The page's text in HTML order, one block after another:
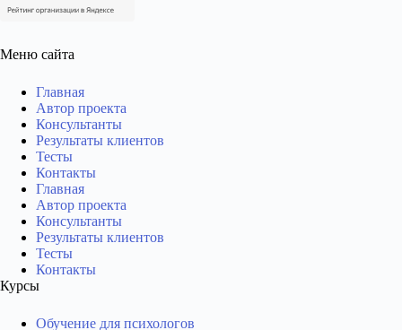
Меню сайта
Главная
Автор проекта
Консультанты
Результаты клиентов
Тесты
Контакты
Главная
Автор проекта
Консультанты
Результаты клиентов
Тесты
Контакты
Курсы
Обучение для психологов